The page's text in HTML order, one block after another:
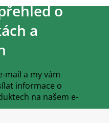
o
a
mail a my vám
informace o
na našem e-